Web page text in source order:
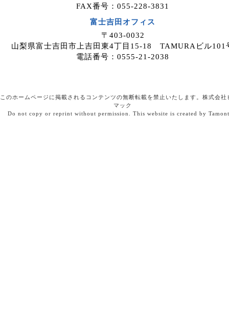
FAX番号：055-228-3831
富士吉田オフィス
〒403-0032
山梨県富士吉田市上吉田東4丁目15-18 TAMURAビル101
電話番号：0555-21-2038
このホームページに掲載されるコンテンツの無断転載を禁止いたします。株式会社
マック
Do not copy or reprint without permission. This website is created by